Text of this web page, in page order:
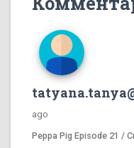
ago
Peppa Pig Episode 21 /